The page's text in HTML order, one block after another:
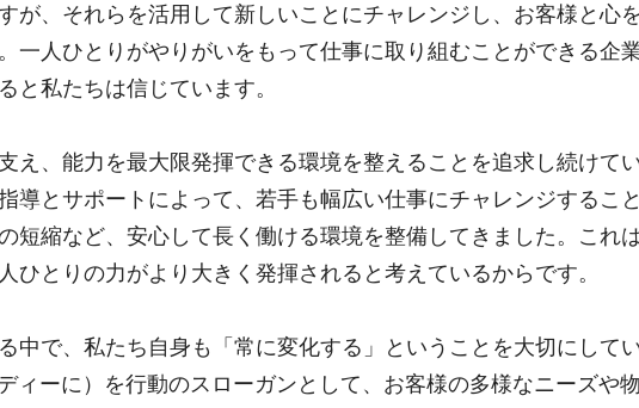
が、それらを活用して新しいことにチャレンジし、お客様と心
一人ひとりがやりがいをもって仕事に取り組むことができる企
と私たちは信じています。
、能力を最大限発揮できる環境を整えることを追求し続けて
導とサポートによって、若手も幅広い仕事にチャレンジするこ
短縮など、安心して長く働ける環境を整備してきました。これ
ひとりの力がより大きく発揮されると考えているからです。
中で、私たち自身も「常に変化する」ということを大切にして
ィーに）を行動のスローガンとして、お客様の多様なニーズや